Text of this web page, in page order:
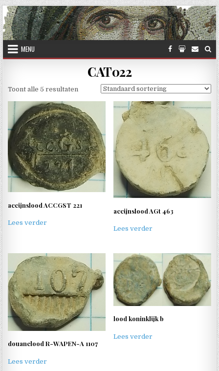
Skip to content
MENU
CAT022
Toont alle 5 resultaten
accijnslood ACCGST 221
Lees verder
accijnslood AGt 463
Lees verder
douanelood R-WAPEN-A 1107
Lees verder
lood koninklijk b
Lees verder